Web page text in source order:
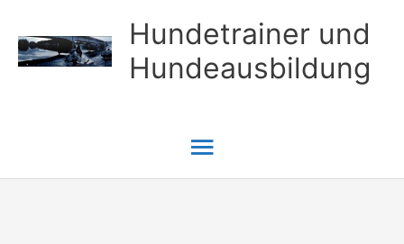
Inhalt
springen
Hundetrainer und
Hundeausbildung
Hauptmenü